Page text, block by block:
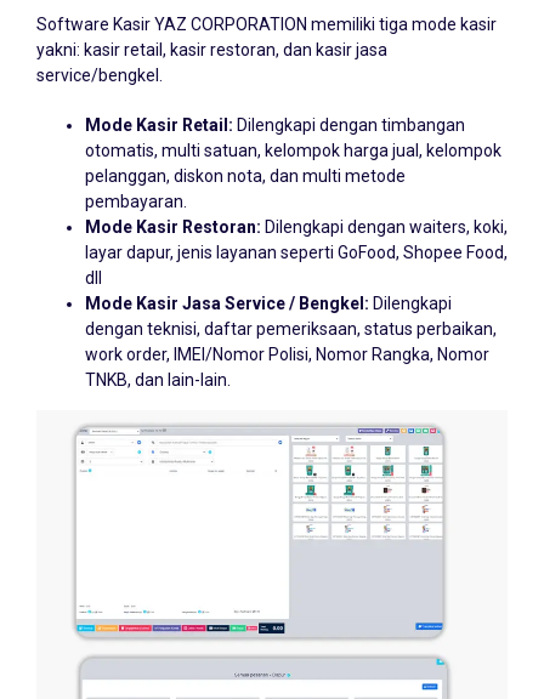
yakni: kasir retail, kasir restoran, dan kasir jasa
service/bengkel.
otomatis, multi satuan, kelompok harga jual, kelompok
pelanggan, diskon nota, dan multi metode
pembayaran.
Mode Kasir Restoran:
layar dapur, jenis layanan seperti GoFood, Shopee Food,
dll
Mode Kasir Jasa Service / Bengkel:
dengan teknisi, daftar pemeriksaan, status perbaikan,
work order, IMEI/Nomor Polisi, Nomor Rangka, Nomor
TNKB, dan lain-lain.